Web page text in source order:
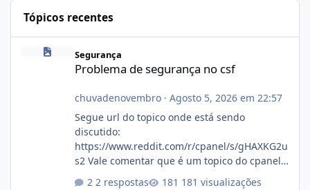
Tópicos recentes
Problema de segurança no csf
Segurança
Problema de segurança no csf
chuvadenovembro· Agosto 5, 2026 em 22:57
Segue url do topico onde está sendo
discutido:
https://www.reddit.com/r/cpanel/s/gHAXKG2u
s2 Vale comentar que é um topico do cpanel...
Não sei como ta a pegada no da.
2 respostas 181 visualizações